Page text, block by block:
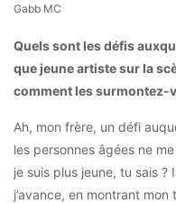
Gabb MC
Quels sont les défis
que jeune artiste sur la
comment les surmontez-
Ah, mon frère, un défi
les personnes âgées ne
je suis plus jeune, tu sais
j’avance, en montrant